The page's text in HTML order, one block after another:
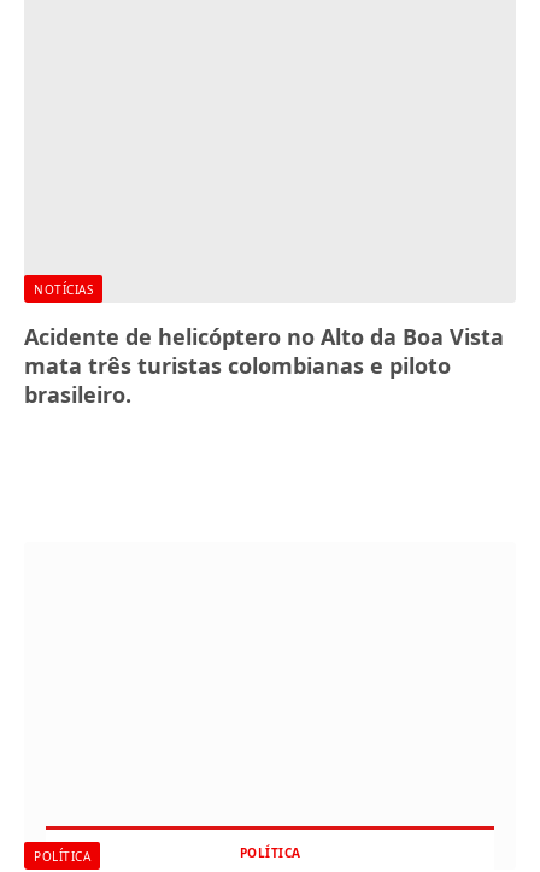
NOTÍCIAS
Acidente de helicóptero no Alto da Boa Vista
mata três turistas colombianas e piloto
brasileiro.
POLÍTICA POLÍTICA